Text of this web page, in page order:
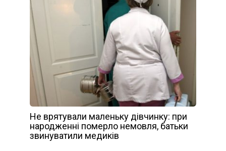
Не врятували маленьку дівчинку: при
народженні померло немовля, батьки
звинуватили медиків